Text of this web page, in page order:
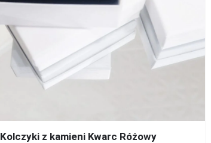
Kolczyki z kamieni Kwarc Różowy